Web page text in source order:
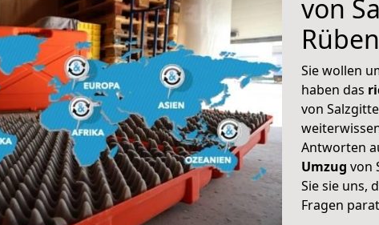
von
Sie wollen
haben das
von
Antworten
Umzug von
Sie sie uns,
Fragen